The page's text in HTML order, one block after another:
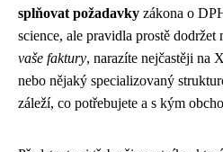
splňovat požadavky zákona o
science, ale pravidla prostě dodržet
vaše faktury, narazíte nejčastěji na
nebo nějaký specializovaný
záleží, co potřebujete a s kým